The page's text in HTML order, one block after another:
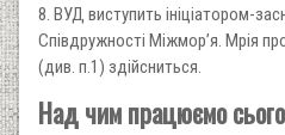
8. ВУД виступить ініціатором-
Співдружності Міжмор’я. Мрія
(див. п.1) здійсниться.
Над чим працюємо